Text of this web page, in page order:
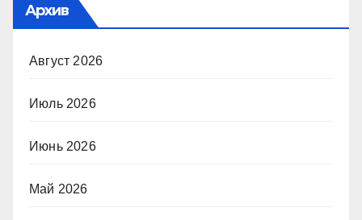
Архив
Август 2026
Июль 2026
Июнь 2026
Май 2026